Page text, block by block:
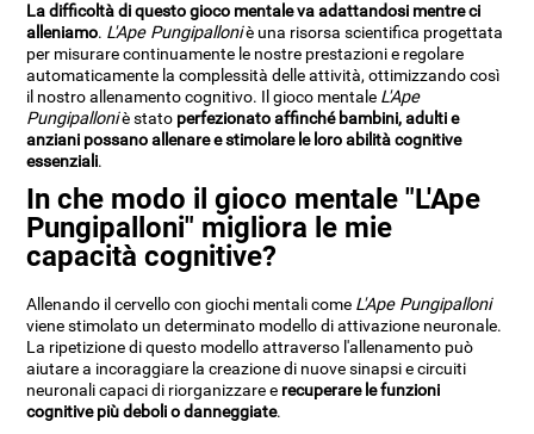
La difficoltà di questo gioco mentale va adattandosi mentre ci
alleniamo. L'Ape Pungipalloniè una risorsa scientifica progettata
per misurare continuamente le nostre prestazioni e regolare
automaticamente la complessità delle attività, ottimizzando così
il nostro allenamento cognitivo. Il gioco mentale L'Ape
Pungipalloniè stato perfezionato affinché bambini, adulti e
anziani possano allenare e stimolare le loro abilità cognitive
essenziali.
In che modo il gioco mentale "L'Ape
Pungipalloni" migliora le mie
capacità cognitive?
Allenando il cervello con giochi mentali come L'Ape Pungipalloni
viene stimolato un determinato modello di attivazione neuronale.
La ripetizione di questo modello attraverso l'allenamento può
aiutare a incoraggiare la creazione di nuove sinapsi e circuiti
neuronali capaci di riorganizzare e recuperare le funzioni
cognitive più deboli o danneggiate.